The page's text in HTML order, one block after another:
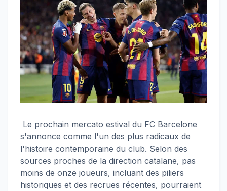
Le prochain mercato estival du FC Barcelone
s'annonce comme l'un des plus radicaux de
l'histoire contemporaine du club. Selon des
sources proches de la direction catalane, pas
moins de onze joueurs, incluant des piliers
historiques et des recrues récentes, pourraient